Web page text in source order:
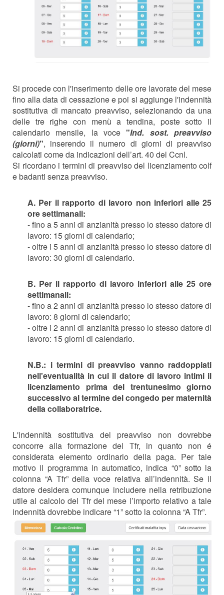
Si procede con l'inserimento delle ore lavorate del mese
fino alla data di cessazione e poi si aggiunge l'indennità
sostitutiva di mancato preavviso, selezionando da una
delle tre righe con menù a tendina, poste sotto il
calendario mensile, la voce "Ind. sost. preavviso
(giorni)", inserendo il numero di giorni di preavviso
calcolati come da indicazioni dell’art. 40 del Ccnl.
Si ricordano i termini di preavviso del licenziamento colf
e badanti senza preavviso.
A. Per il rapporto di lavoro non inferiori alle 25
ore settimanali:
- fino a 5 anni di anzianità presso lo stesso datore di
lavoro: 15 giorni di calendario;
- oltre i 5 anni di anzianità presso lo stesso datore di
lavoro: 30 giorni di calendario.
B. Per il rapporto di lavoro inferiori alle 25 ore
settimanali:
- fino a 2 anni di anzianità presso lo stesso datore di
lavoro: 8 giorni di calendario;
- oltre i 2 anni di anzianità presso lo stesso datore di
lavoro: 15 giorni di calendario.
N.B.: i termini di preavviso vanno raddoppiati
nell'eventualità in cui il datore di lavoro intimi il
licenziamento prima del trentunesimo giorno
successivo al termine del congedo per maternità
della collaboratrice.
L'indennità sostitutiva del preavviso non dovrebbe
concorre alla formazione del Tfr, in quanto non é
considerata elemento ordinario della paga. Per tale
motivo il programma in automatico, indica “0” sotto la
colonna “A Tfr” della voce relativa all’indennità. Se il
datore desidera comunque includere nella retribuzione
utile al calcolo del Tfr del mese l’importo relativo a tale
indennità dovrebbe indicare “1” sotto la colonna“A Tfr”.